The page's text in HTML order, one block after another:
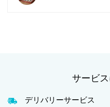
サービ
デリバリーサービス